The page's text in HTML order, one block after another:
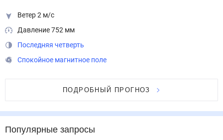
Ветер 2 м/с
Давление 752 мм
Последняя четверть
Спокойное магнитное поле
ПОДРОБНЫЙ ПРОГНОЗ
Популярные запросы